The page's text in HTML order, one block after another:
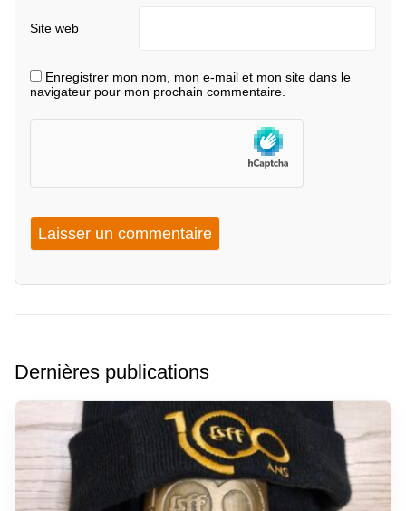
Site web
Enregistrer mon nom, mon e-mail et mon site dans le
navigateur pour mon prochain commentaire.
Dernières publications